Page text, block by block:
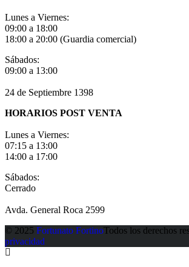
Lunes a Viernes:
09:00 a 18:00
18:00 a 20:00 (Guardia comercial)
Sábados:
09:00 a 13:00
24 de Septiembre 1398
HORARIOS POST VENTA
Lunes a Viernes:
07:15 a 13:00
14:00 a 17:00
Sábados:
Cerrado
Avda. General Roca 2599
© 2025 Fortunato FortinoTodos los derechos
privacidad